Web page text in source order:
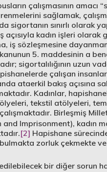
çalışmasının amacı
sağlamak,
sigortanın sınırlı olarak
açısıyla kadın işleri
iş sözleşmesine
5. maddesinin a
sigortalılığının uzun
çalışan
ataerkil bakış açısına
Kadınlar,
tekstil atölyeleri,
Birleşmiş
Imprisonment), kadın
[2] Hapishane
zorluk çekmekte
bir diğer sorun